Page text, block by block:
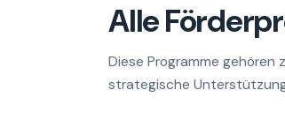
Alle
Diese Programme
strategische